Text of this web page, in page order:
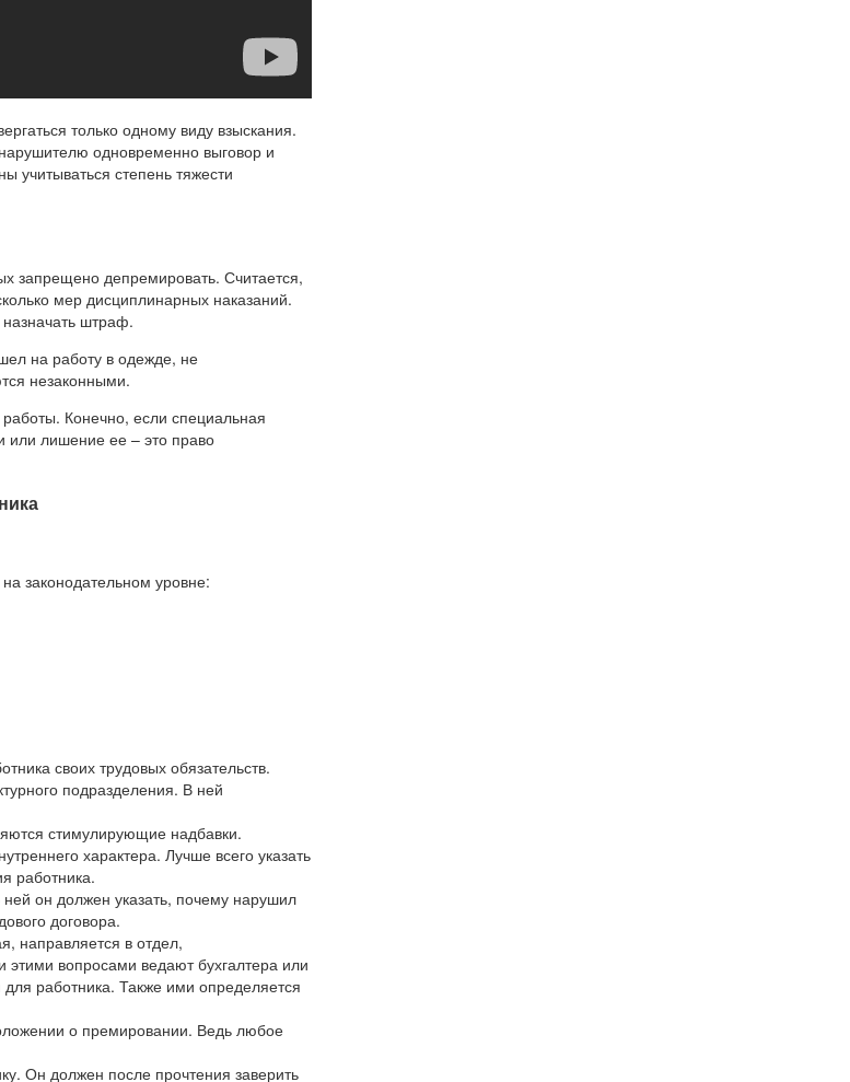
только одному виду взыскания.
одновременно выговор и
учитываться степень тяжести
запрещено депремировать. Считается,
мер дисциплинарных наказаний.
штраф.
на работу в одежде, не
незаконными.
Конечно, если специальная
или лишение ее – это право
законодательном уровне:
своих трудовых обязательств.
подразделения. В ней
стимулирующие надбавки.
характера. Лучше всего указать
работника.
он должен указать, почему нарушил
договора.
направляется в отдел,
вопросами ведают бухгалтера или
работника. Также ими определяется
о премировании. Ведь любое
Он должен после прочтения заверить